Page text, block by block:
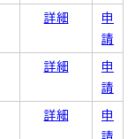
詳細
申
請
詳細
申
請
詳細
申
請